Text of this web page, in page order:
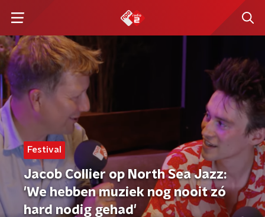
Festival
Jacob Collier op North Sea Jazz:
'We hebben muziek nog nooit zó
hard nodig gehad'